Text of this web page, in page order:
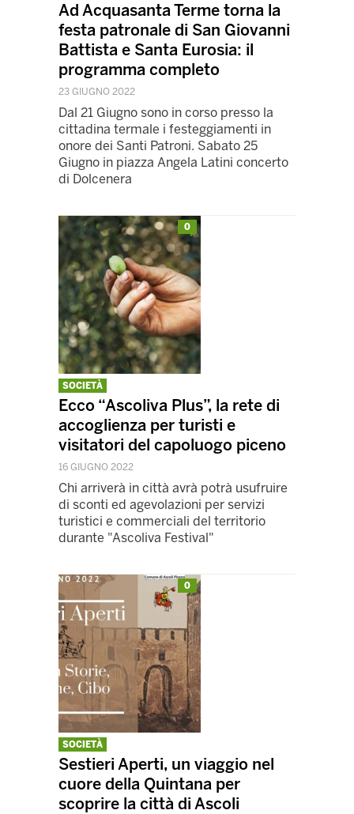
Ad Acquasanta Terme torna la
festa patronale di San Giovanni
Battista e Santa Eurosia: il
programma completo
23 GIUGNO 2022
Dal 21 Giugno sono in corso presso la
cittadina termale i festeggiamenti in
onore dei Santi Patroni. Sabato 25
Giugno in piazza Angela Latini concerto
di Dolcenera
0
SOCIETÀ
Ecco “Ascoliva Plus”, la rete di
accoglienza per turisti e
visitatori del capoluogo piceno
16 GIUGNO 2022
Chi arriverà in città avrà potrà usufruire
di sconti ed agevolazioni per servizi
turistici e commerciali del territorio
durante "Ascoliva Festival"
0
SOCIETÀ
Sestieri Aperti, un viaggio nel
cuore della Quintana per
scoprire la città di Ascoli